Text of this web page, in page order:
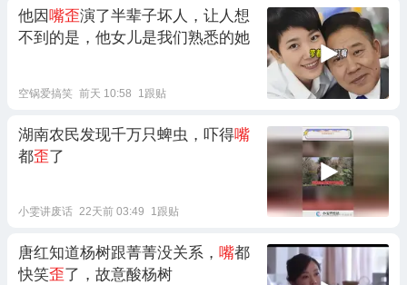
他因嘴歪演了半辈子坏人，让人想
不到的是，他女儿是我们熟悉的她
空锅爱搞笑 前天 10:58 1跟贴
湖南农民发现千万只蜱虫，吓得嘴
都歪了
小雯讲废话 22天前 03:49 1跟贴
唐红知道杨树跟菁菁没关系， 嘴都
快笑歪了，故意酸杨树